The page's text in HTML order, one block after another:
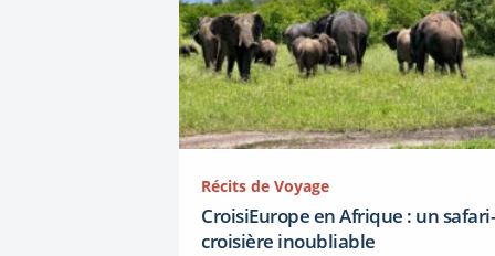
Récits de Voyage
CroisiEurope en Afrique : un safari-
croisière inoubliable